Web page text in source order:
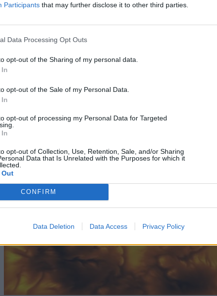
Participants that may further disclose it to other third parties.
Data Processing Opt Outs
opt-out of the Sharing of my personal data.
opt-out of the Sale of my Personal Data.
opt-out of processing my Personal Data for Targeted
opt-out of Collection, Use, Retention, Sale, and/or Sharing
Data that Is Unrelated with the Purposes for which it
CONFIRM
Data Deletion Data Access Privacy Policy
Χρειάζεσαι ψηφιακό αντίγραφο pdf της ταυτότητας
08/08/2026